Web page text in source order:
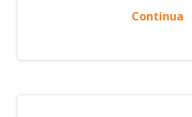
Continua